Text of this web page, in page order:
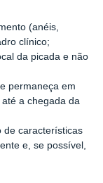
(anéis,
clínico;
da picada e não
permaneça em
a chegada da
de características
e, se possível,